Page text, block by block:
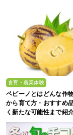
食育・農業体験
ペピーノとはどんな作
から育て方・おすすめ
く新たな可能性まで紹